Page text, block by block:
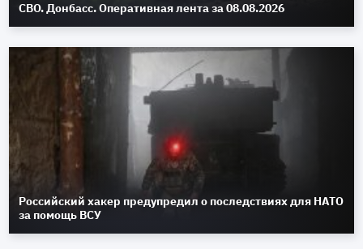
СВО. Донбасс. Оперативная лента за 08.08.2026
Российский хакер предупредил о последствиях для НАТО
за помощь ВСУ